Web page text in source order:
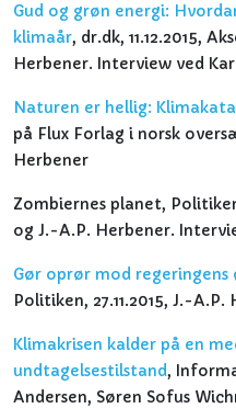
Gud og grøn energi:
klimaår, dr.dk, 11.12.2015,
Herbener. Interview ved
Naturen er hellig:
på Flux Forlag i norsk
Herbener
Zombiernes planet,
og J.-A.P. Herbener.
Gør oprør mod
Politiken, 27.11.2015, J.-
Klimakrisen kalder på en
undtagelsestilstand,
Andersen, Søren Sofus